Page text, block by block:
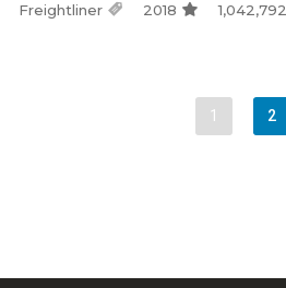
Freightliner 2018 1,042,792
1 2